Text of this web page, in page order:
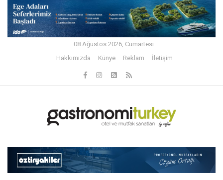
08 Ağustos 2026, Cumartesi
Hakkımızda
Künye Reklam İletişim